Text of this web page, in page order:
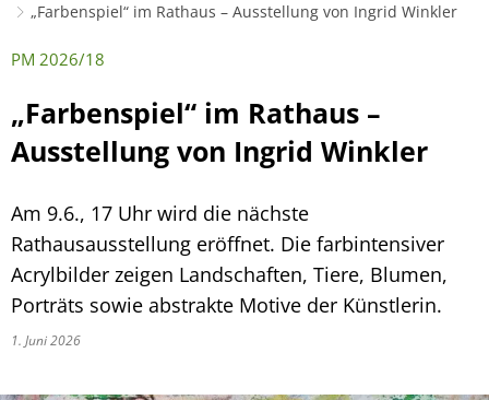
„Farbenspiel“ im Rathaus – Ausstellung von Ingrid Winkler
PM 2026/18
„Farbenspiel“ im Rathaus –
Ausstellung von Ingrid Winkler
Am 9.6., 17 Uhr wird die nächste
Rathausausstellung eröffnet. Die farbintensiver
Acrylbilder zeigen Landschaften, Tiere, Blumen,
Porträts sowie abstrakte Motive der Künstlerin.
1. Juni 2026